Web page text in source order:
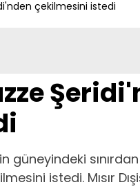
çekilmesini istedi
güneyindeki
istedi. Mısır